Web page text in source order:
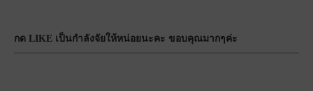
กด LIKE เป็นกำลังจัยให้หน่อยนะคะ ขอบคุณมากๆค่ะ